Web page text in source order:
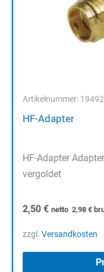
Artikelnummer:
HF-Adapter
HF-Adapter
vergoldet
2,50 € netto 2,98 €
zzgl. Versandkosten